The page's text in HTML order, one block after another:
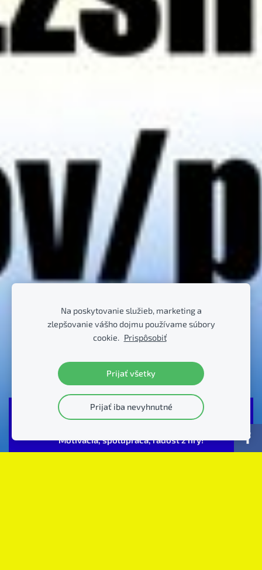
Akcie, udalosti PFK
Motivácia, spolupráca, radosť z hry!
Na poskytovanie služieb, marketing a
zlepšovanie vášho dojmu používame súbory
cookie. Prispôsobiť
Prijať všetky
Prijať iba nevyhnutné